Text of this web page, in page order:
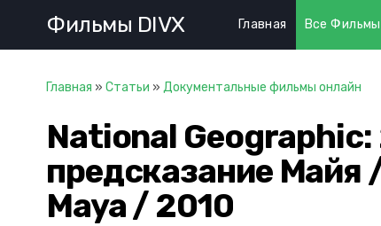
Фильмы DIVX Главная Все Фильмы
Главная » Статьи » Документальные фильмы онлайн
National
предсказание Майя
Maya / 2010